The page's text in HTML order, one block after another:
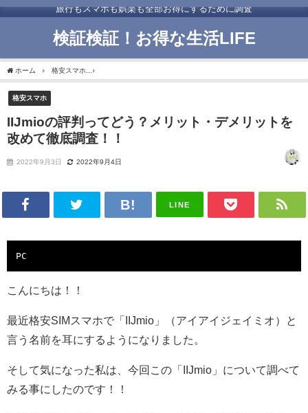
旅行もスマホも娯楽も全部お得にするために調査
検証検証！お得な生活LIFE
ホーム 格安スマホ
格安スマホ
IIJmioの評判ってどう？メリット・デメリットを
改めて徹底調査！！
2022年9月3日 2022年9月4日
LINE
PC
こんにちは！！
最近格安SIMスマホで「IIJmio」（アイアイジェイミオ）と
言う名前を耳にするようになりました。
そして気になった私は、今回この「IIJmio」について調べて
みる事にしたのです！！